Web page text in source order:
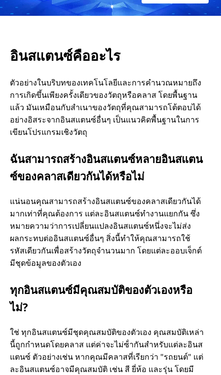
อ
อินสแตนซ์คืออะไร
ตัวอย่างในบริบทของเทคโนโลยีและการคํานวณหมายถึง
การเกิดขึ้นเพียงครั้งเดียวของวัตถุหรือคลาส โดยพื้นฐาน
แล้ว มันเหมือนกับสําเนาของวัตถุที่คุณสามารถโต้ตอบได้
อย่างอิสระจากอินสแตนซ์อื่นๆ เป็นแนวคิดพื้นฐานในการ
เขียนโปรแกรมเชิงวัตถุ
ฉันสามารถสร้างอินสแตนซ์หลายอินสแตน
ซ์ของคลาสเดียวกันได้หรือไม่
แน่นอนคุณสามารถสร้างอินสแตนซ์ของคลาสเดียวกันได้
มากเท่าที่คุณต้องการ แต่ละอินสแตนซ์ทํางานแยกกัน ซึ่ง
หมายความว่าการเปลี่ยนแปลงอินสแตนซ์หนึ่งจะไม่ส่ง
ผลกระทบต่ออินสแตนซ์อื่นๆ สิ่งนี้ทําให้คุณสามารถใช้
รหัสเดียวกันเพื่อสร้างวัตถุจํานวนมาก โดยแต่ละออบเจ็กต์
มีชุดข้อมูลของตัวเอง
ทุกอินสแตนซ์มีคุณสมบัติของตัวเองหรือ
ไม่?
ใช่ ทุกอินสแตนซ์มีชุดคุณสมบัติของตัวเอง คุณสมบัติเหล่า
นี้ถูกกําหนดโดยคลาส แต่ค่าจะไม่ซ้ํากันสําหรับแต่ละอินส
แตนซ์ ตัวอย่างเช่น หากคุณมีคลาสที่เรียกว่า "รถยนต์" แต่
ละอินสแตนซ์อาจมีคุณสมบัติ เช่น สี ยี่ห้อ และรุ่น โดยมี